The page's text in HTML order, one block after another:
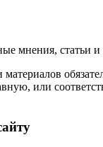
мнения, статьи и
или